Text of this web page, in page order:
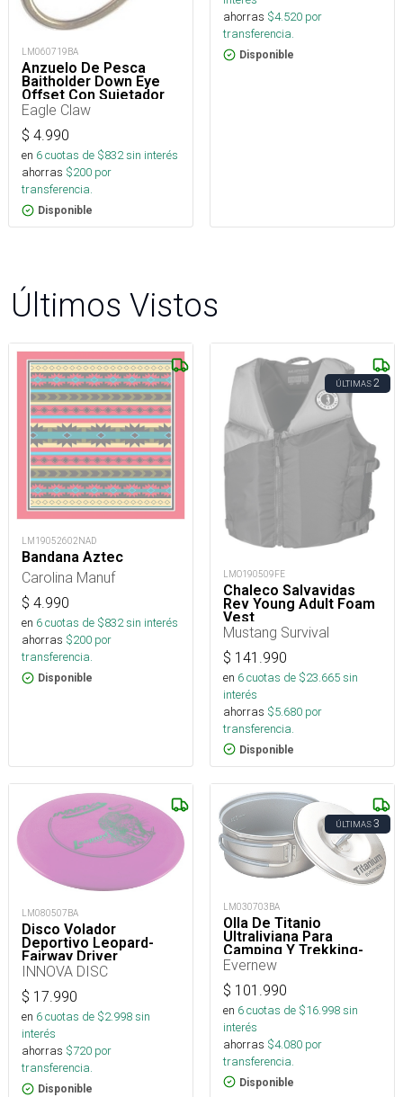
LM060719BA
Anzuelo De Pesca
Baitholder Down Eye
Offset Con Sujetador
De Carnada
Eagle Claw
$ 4.990
en 6cuotas de $832sin interés
ahorras $200 por
transferencia.
Disponible
ahorras $4.520 por
transferencia.
Disponible
Últimos Vistos
LM19052602NAD
Bandana Aztec
Carolina Manuf
$ 4.990
en 6cuotas de $832sin interés
ahorras $200 por
transferencia.
Disponible
ÚLTIMAS2
LMO190509FE
Chaleco Salvavidas
Rev Young Adult Foam
Vest
Mustang Survival
$ 141.990
en 6cuotas de $23.665sin
interés
ahorras $5.680 por
transferencia.
Disponible
LM080507BA
Disco Volador
Deportivo Leopard-
Fairway Driver
INNOVA DISC
$ 17.990
en 6cuotas de $2.998sin
interés
ahorras $720 por
transferencia.
Disponible
ÚLTIMAS3
LM030703BA
Olla De Titanio
Ultraliviana Para
Camping Y Trekking-
600 Ml
Evernew
$ 101.990
en 6cuotas de $16.998sin
interés
ahorras $4.080 por
transferencia.
Disponible